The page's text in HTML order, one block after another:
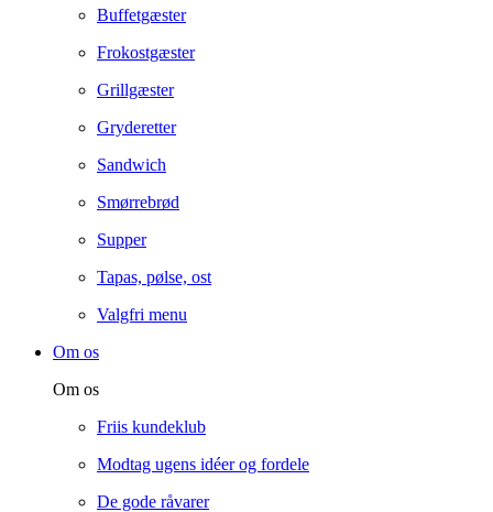
Buffetgæster
Frokostgæster
Grillgæster
Gryderetter
Sandwich
Smørrebrød
Supper
Tapas, pølse, ost
Valgfri menu
Om os
Om os
Friis kundeklub
Modtag ugens idéer og fordele
De gode råvarer